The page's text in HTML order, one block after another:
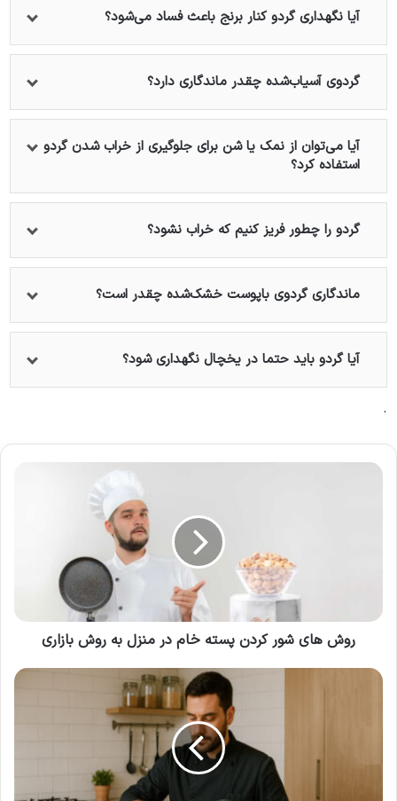
آیا نگهداری گردو کنار برنج باعث فساد می‌شود؟
گردوی آسیاب‌شده چقدر ماندگاری دارد؟
آیا می‌توان از نمک یا شن برای جلوگیری از خراب شدن گردو
استفاده کرد؟
گردو را چطور فریز کنیم که خراب نشود؟
ماندگاری گردوی باپوست خشک‌شده چقدر است؟
آیا گردو باید حتما در یخچال نگهداری شود؟
.
روش
به
روش های شور کردن پسته خام در منزل به روش بازاری
طرز
سرکه